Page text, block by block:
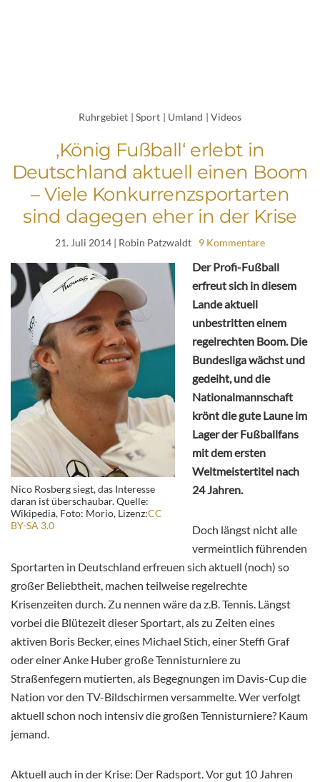
Ruhrgebiet | Sport | Umland | Videos
‚König Fußball‘ erlebt in
Deutschland aktuell einen Boom
– Viele Konkurrenzsportarten
sind dagegen eher in der Krise
21. Juli 2014 | Robin Patzwaldt 9 Kommentare
Nico Rosberg siegt, das Interesse
daran ist überschaubar. Quelle:
Wikipedia, Foto: Morio, Lizenz:CC
BY-SA 3.0
Der Profi-Fußball
erfreut sich in diesem
Lande aktuell
unbestritten einem
regelrechten Boom. Die
Bundesliga wächst und
gedeiht, und die
Nationalmannschaft
krönt die gute Laune im
Lager der Fußballfans
mit dem ersten
Weltmeistertitel nach
24 Jahren.
Doch längst nicht alle
vermeintlich führenden
Sportarten in Deutschland erfreuen sich aktuell (noch) so
großer Beliebtheit, machen teilweise regelrechte
Krisenzeiten durch. Zu nennen wäre da z.B. Tennis. Längst
vorbei die Blütezeit dieser Sportart, als zu Zeiten eines
aktiven Boris Becker, eines Michael Stich, einer Steffi Graf
oder einer Anke Huber große Tennisturniere zu
Straßenfegern mutierten, als Begegnungen im Davis-Cup die
Nation vor den TV-Bildschirmen versammelte. Wer verfolgt
aktuell schon noch intensiv die großen Tennisturniere? Kaum
jemand.
Aktuell auch in der Krise: Der Radsport. Vor gut 10 Jahren